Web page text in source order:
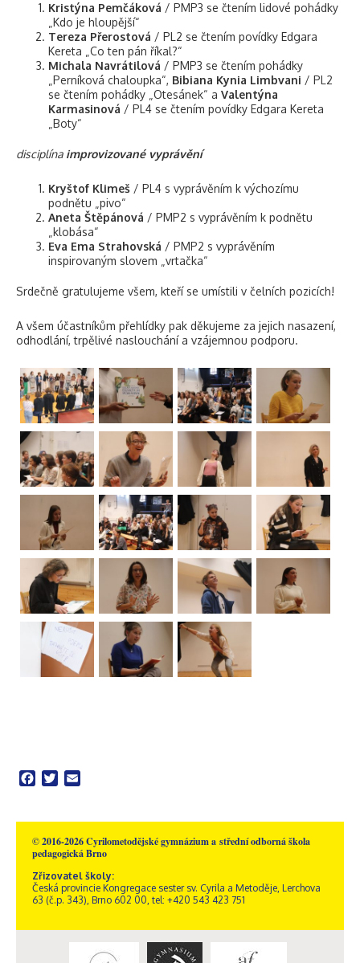
Kristýna Pemčáková / PMP3 se čtením lidové pohádky
„Kdo je hloupější“
Tereza Přerostová / PL2 se čtením povídky Edgara
Kereta „Co ten pán říkal?“
Michala Navrátilová / PMP3 se čtením pohádky
„Perníková chaloupka“, Bibiana Kynia Limbvani / PL2
se čtením pohádky „Otesánek“ a Valentýna
Karmasinová / PL4 se čtením povídky Edgara Kereta
„Boty“
disciplína improvizované vyprávění
Kryštof Klimeš / PL4 s vyprávěním k výchozímu
podnětu „pivo“
Aneta Štěpánová / PMP2 s vyprávěním k podnětu
„klobása“
Eva Ema Strahovská / PMP2 s vyprávěním
inspirovaným slovem „vrtačka“
Srdečně gratulujeme všem, kteří se umístili v čelních pozicích!
A všem účastníkům přehlídky pak děkujeme za jejich nasazení,
odhodlání, trpělivé naslouchání a vzájemnou podporu.
Facebook
Twitter
© 2016-2026 Cyrilometodějské gymnázium a střední odborná škola
pedagogická Brno
Zřizovatel školy:
Česká provincie Kongregace sester sv. Cyrila a Metoděje, Lerchova
63 (č.p. 343), Brno 602 00, tel: +420 543 423 751